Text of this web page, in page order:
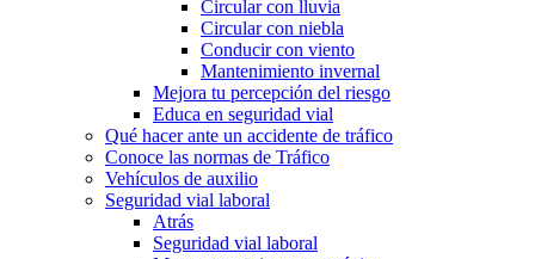
Circular con lluvia
Circular con niebla
Conducir con viento
Mantenimiento invernal
Mejora tu percepción del riesgo
Educa en seguridad vial
Qué hacer ante un accidente de tráfico
Conoce las normas de Tráfico
Vehículos de auxilio
Seguridad vial laboral
Atrás
Seguridad vial laboral